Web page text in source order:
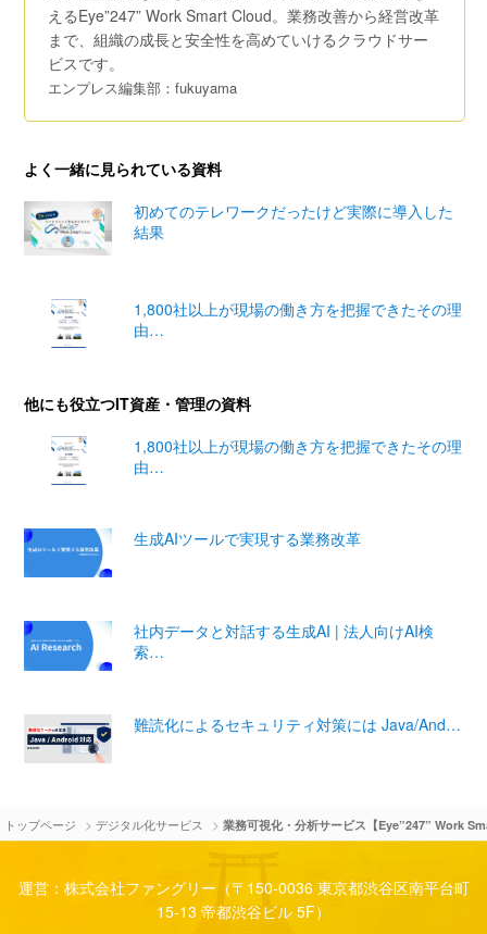
えるEye”247” Work Smart Cloud。業務改善から経営改革
まで、組織の成長と安全性を高めていけるクラウドサー
ビスです。
エンプレス編集部：fukuyama
よく一緒に見られている資料
初めてのテレワークだったけど実際に導入した
結果
1,800社以上が現場の働き方を把握できたその理
由…
他にも役立つIT資産・管理の資料
1,800社以上が現場の働き方を把握できたその理
由…
生成AIツールで実現する業務改革
社内データと対話する生成AI | 法人向けAI検
索…
難読化によるセキュリティ対策には Java/And…
トップページ >デジタル化サービス >業務可視化・分析サービス【Eye”247” Work
運営：株式会社ファングリー（〒150-0036 東京都渋谷区南平台町
15-13 帝都渋谷ビル 5F）